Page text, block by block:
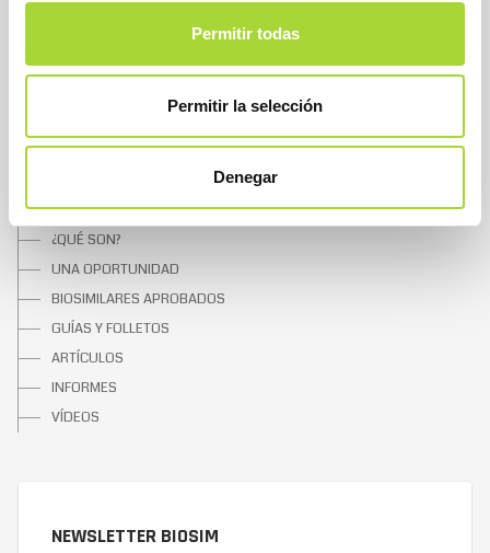
Permitir todas
Permitir la selección
Denegar
NOTICIAS
SOBRE LOS BIOSIMILARES
¿QUÉ SON?
UNA OPORTUNIDAD
BIOSIMILARES APROBADOS
GUÍAS Y FOLLETOS
ARTÍCULOS
INFORMES
VÍDEOS
NEWSLETTER BIOSIM